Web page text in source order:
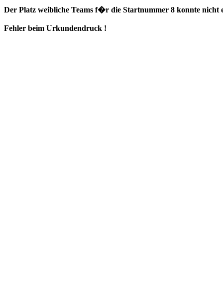
Der Platz weibliche Teams f�r die Startnummer 8 konnte nicht
Fehler beim Urkundendruck !